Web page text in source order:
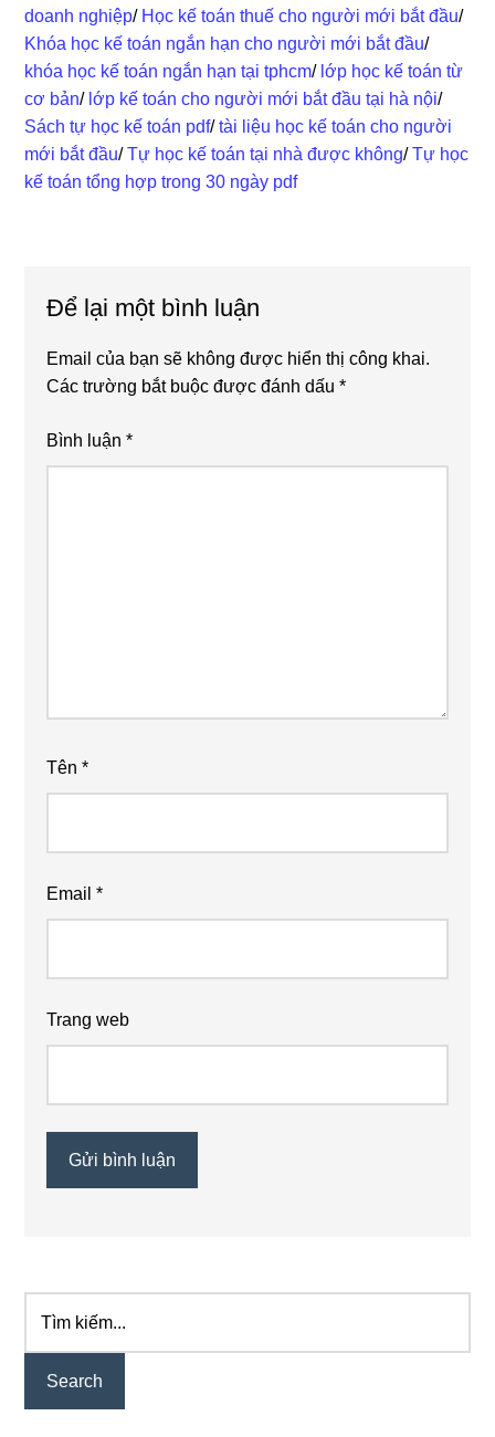
doanh nghiệp/ Học kế toán thuế cho người mới bắt đầu/
Khóa học kế toán ngắn hạn cho người mới bắt đầu/
khóa học kế toán ngắn hạn tại tphcm/ lớp học kế toán từ
cơ bản/ lớp kế toán cho người mới bắt đầu tại hà nội/
Sách tự học kế toán pdf/tài liệu học kế toán cho người
mới bắt đầu/Tự học kế toán tại nhà được không/Tự học
kế toán tổng hợp trong 30 ngày pdf
Interactions
Để lại một bình luận
Email của bạn sẽ không được hiển thị công khai.
Các trường bắt buộc được đánh dấu*
Bình luận*
Tên*
Email*
Trang web
Primary
Sidebar
kiếm...